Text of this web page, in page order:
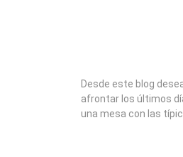
Desde este blog
afrontar los últimos
una mesa con las